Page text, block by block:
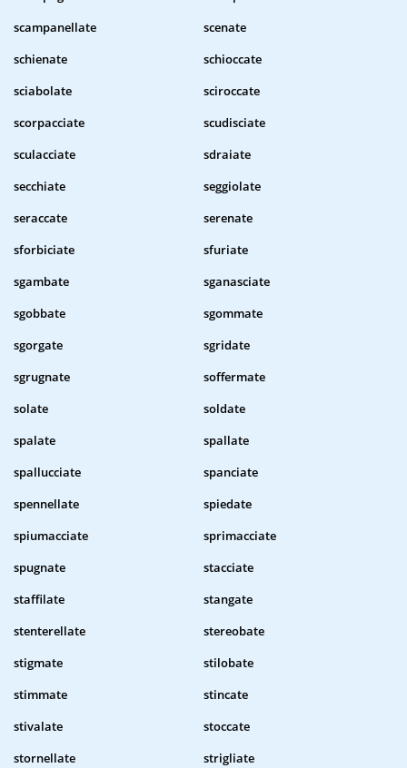
scampanellate
scenate
schienate
schioccate
sciabolate
sciroccate
scorpacciate
scudisciate
sculacciate
sdraiate
secchiate
seggiolate
seraccate
serenate
sforbiciate
sfuriate
sgambate
sganasciate
sgobbate
sgommate
sgorgate
sgridate
sgrugnate
soffermate
solate
soldate
spalate
spallate
spallucciate
spanciate
spennellate
spiedate
spiumacciate
sprimacciate
spugnate
stacciate
staffilate
stangate
stenterellate
stereobate
stigmate
stilobate
stimmate
stincate
stivalate
stoccate
stornellate
strigliate